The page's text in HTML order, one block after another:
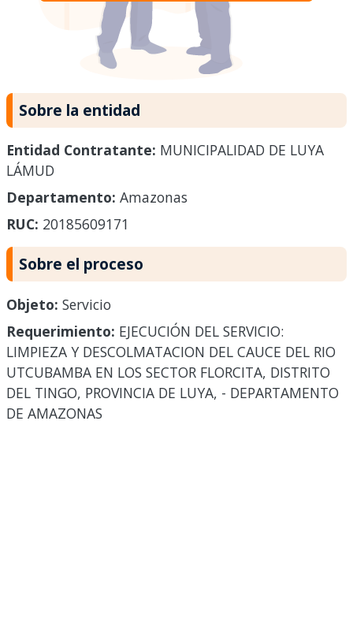
Sobre la entidad
Entidad Contratante: MUNICIPALIDAD DE LUYA
LÁMUD
Departamento: Amazonas
RUC: 20185609171
Sobre el proceso
Objeto: Servicio
Requerimiento: EJECUCIÓN DEL SERVICIO:
LIMPIEZA Y DESCOLMATACION DEL CAUCE DEL RIO
UTCUBAMBA EN LOS SECTOR FLORCITA, DISTRITO
DEL TINGO, PROVINCIA DE LUYA, - DEPARTAMENTO
DE AMAZONAS